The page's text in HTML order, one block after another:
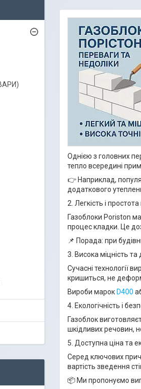
Однією з головних
тепло всередині
👉 Наприклад,
додаткового
2. Легкість і
Газоблоки Poriston
процес кладки. Це
📌 Порада: при
3. Висока міцність та
Сучасні технології
кришиться, не
Вироби марок D400
4. Екологічність і
Газоблок
шкідливих речовин,
5. Доступна ціна та
Серед ключових
вартість зведення
📦 Ми пропонуємо